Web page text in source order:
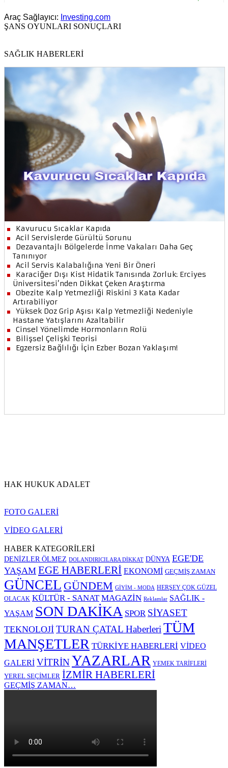
Araç Sağlayıcı: Investing.com
ŞANS OYUNLARI SONUÇLARI
SAĞLIK HABERLERİ
HAK HUKUK ADALET
FOTO GALERİ
VİDEO GALERİ
HABER KATEGORİLERİ
DENİZLER ÖLMEZ DOLANDIRICILARA DİKKAT DÜNYA EGE'DE
YAŞAM EGE HABERLERİ EKONOMİ GEÇMİŞ ZAMAN
GÜNCEL GÜNDEM GİYİM - MODA HERŞEY ÇOK GÜZEL
OLACAK KÜLTÜR - SANAT MAGAZİN Reklamlar SAĞLIK -
YAŞAM SON DAKİKA SPOR SİYASET
TEKNOLOJİ TURAN ÇATAL HaberleriTÜM
MANŞETLER TÜRKİYE HABERLERİ VİDEO
GALERİ VİTRİNYAZARLAR YEMEK TARİFLERİ
YEREL SEÇİMLER İZMİR HABERLERİ
GEÇMİŞ ZAMAN…